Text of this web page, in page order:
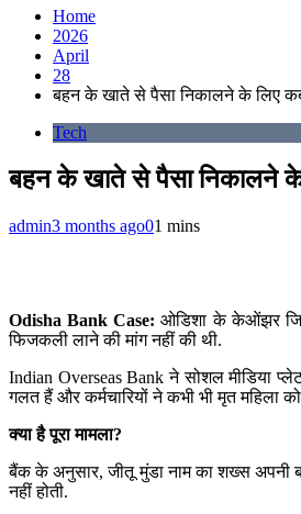
Home
2026
April
28
बहन के खाते से पैसा निकालने के लिए
Tech
बहन के खाते से पैसा निकालने
admin3 months ago01 mins
Odisha Bank Case: ओडिशा के केओंझर जिले
फिजकली लाने की मांग नहीं की थी.
Indian Overseas Bank ने सोशल मीडिया
गलत हैं और कर्मचारियों ने कभी भी मृत महिला
क्या है पूरा मामला?
बैंक के अनुसार, जीतू मुंडा नाम का शख्स अपनी
नहीं होती.